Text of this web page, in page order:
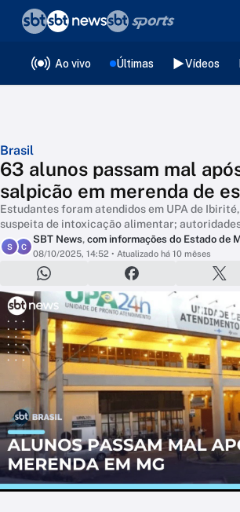
Ao vivo Últimas Vídeos
Brasil
63 alunos passam mal
salpicão em merenda de
Estudantes foram atendidos em UPA de
suspeita de intoxicação alimentar;
S C
SBT News, com informações do Estado de
08/10/2025, 14:52 • Atualizado há 10 mêses
❮voltar
Editorias